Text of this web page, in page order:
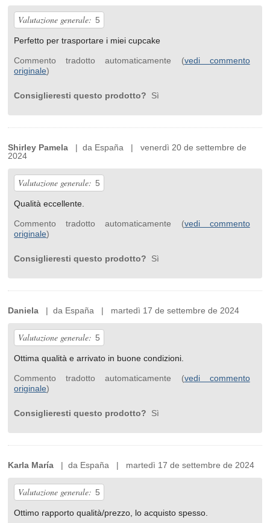
Valutazione generale: 5
Perfetto per trasportare i miei cupcake
Commento tradotto automaticamente (vedi commento
originale)
Consiglieresti questo prodotto? Sì
Shirley Pamela | da España | venerdì 20 de settembre de
2024
Valutazione generale: 5
Qualità eccellente.
Commento tradotto automaticamente (vedi commento
originale)
Consiglieresti questo prodotto? Sì
Daniela | da España | martedì 17 de settembre de 2024
Valutazione generale: 5
Ottima qualità e arrivato in buone condizioni.
Commento tradotto automaticamente (vedi commento
originale)
Consiglieresti questo prodotto? Sì
Karla María | da España | martedì 17 de settembre de 2024
Valutazione generale: 5
Ottimo rapporto qualità/prezzo, lo acquisto spesso.